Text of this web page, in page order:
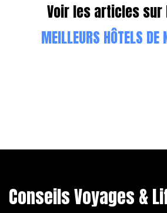
Voir les articles sur
MEILLEURS HÔTELS DE
Conseils Voyages &